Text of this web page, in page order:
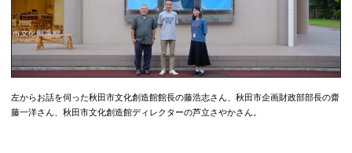
左からお話を伺った秋田市文化創造館館長の藤浩志さん、秋田市企画財政部部長の齋
藤一洋さん、秋田市文化創造館ディレクターの芦立さやかさん。